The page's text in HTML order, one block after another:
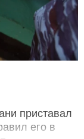
приставал
его в